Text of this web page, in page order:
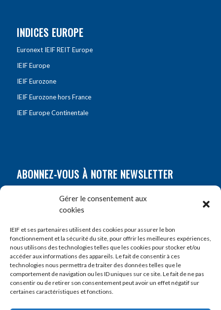
Gérer le consentement aux
cookies
IEIF et ses partenaires utilisent des cookies pour assurer le bon
fonctionnement et la sécurité du site, pour offrir les meilleures expériences,
nous utilisons des technologies telles que les cookies pour stocker et/ou
accéder aux informations des appareils. Le fait de consentir à ces
technologies nous permettra de traiter des données telles que le
comportement de navigation ou les ID uniques sur ce site. Le fait de ne pas
consentir ou de retirer son consentement peut avoir un effet négatif sur
certaines caractéristiques et fonctions.
INDICES EUROPE
Euronext IEIF REIT Europe
IEIF Europe
IEIF Eurozone
IEIF Eurozone hors France
IEIF Europe Continentale
ABONNEZ-VOUS À NOTRE NEWSLETTER
Prénom*
E-mail*